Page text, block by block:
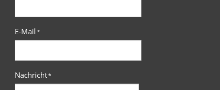
E-Mail*
Nachricht*